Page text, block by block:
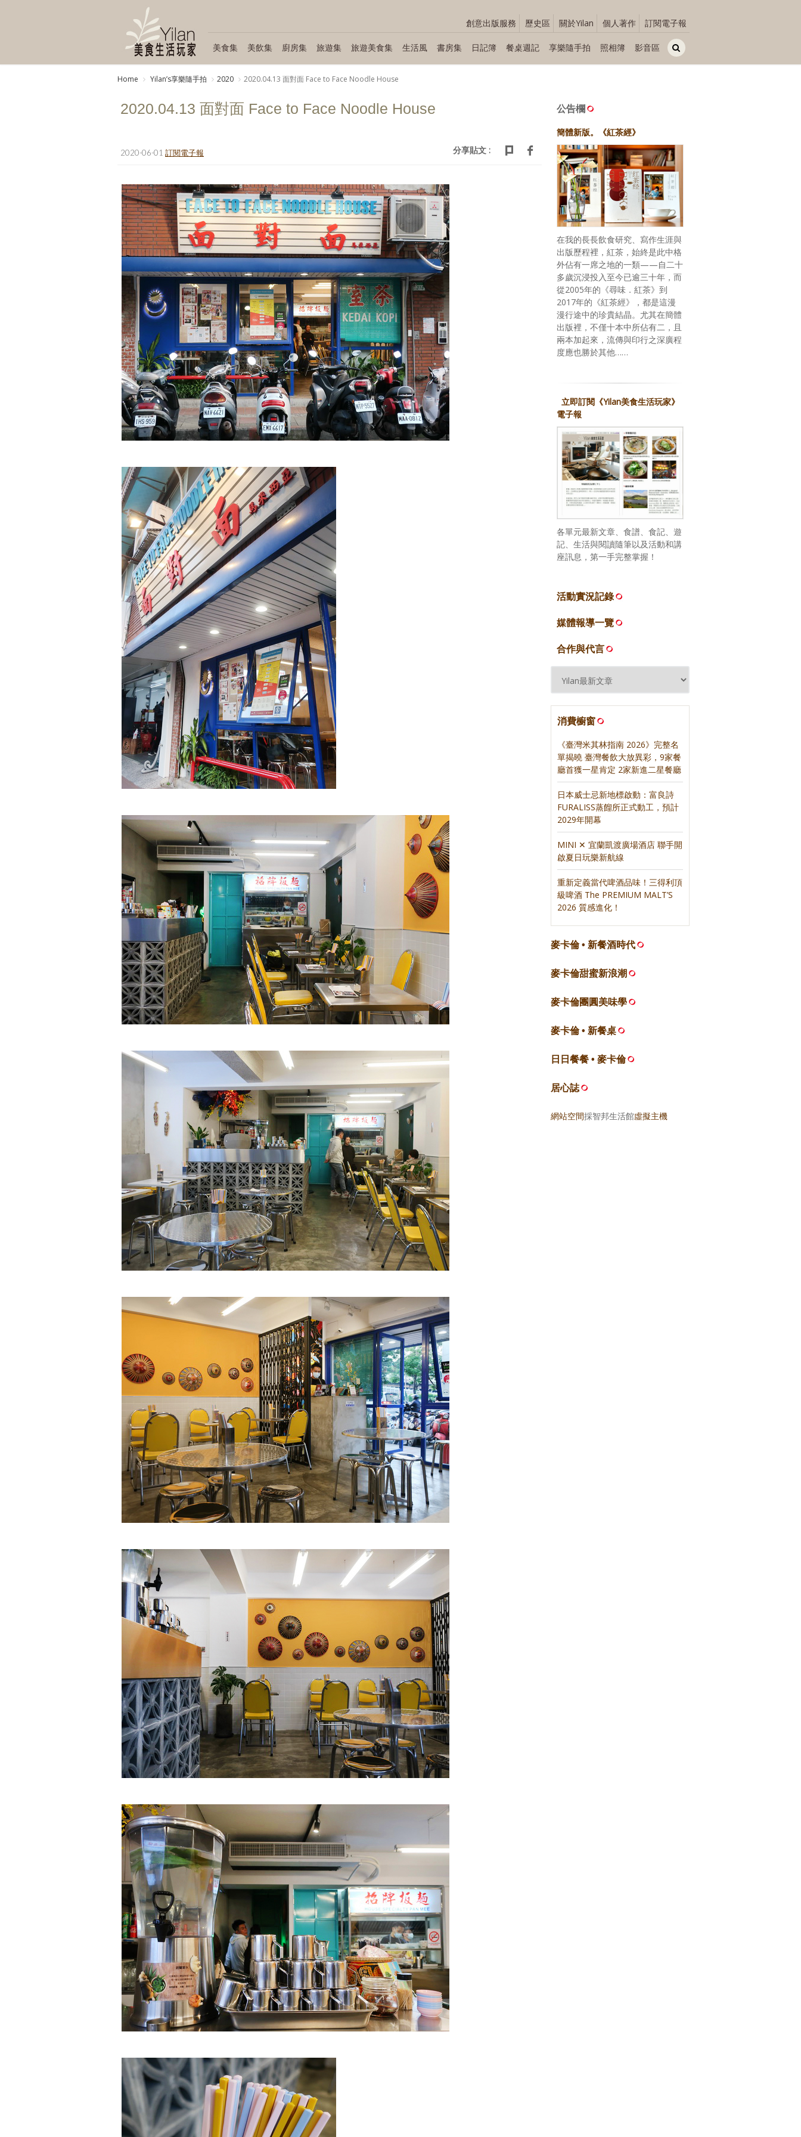
創意出版服務 歷史區 關於Yilan 個人著作 訂閱電子報
美食集 美飲集 廚房集 旅遊集 旅遊美食集 生活風 書房集 日記簿 餐桌週記 享樂隨手拍 照相簿 影音區
Home Yilanʼs享樂隨手拍 2020 2020.04.13 面對面 Face to Face Noodle House
2020.04.13 面對面 Face to Face Noodle House
2020-06-01 訂閱電子報 分享貼文 :
公告欄
簡體新版。《紅茶經》
在我的長長飲食研究、寫作生涯與
出版歷程裡，紅茶，始終是此中格
外佔有一席之地的一類——自二十
多歲沉浸投入至今已逾三十年，而
從2005年的《尋味．紅茶》到
2017年的《紅茶經》，都是這漫
漫行途中的珍貴結晶。尤其在簡體
出版裡，不僅十本中所佔有二，且
兩本加起來，流傳與印行之深廣程
度應也勝於其他……
立即訂閱《Yilan美食生活玩家》
電子報
各單元最新文章、食譜、食記、遊
記、生活與閱讀隨筆以及活動和講
座訊息，第一手完整掌握！
活動實況記錄
媒體報導一覽
合作與代言
消費櫥窗
《臺灣米其林指南 2026》完整名
單揭曉 臺灣餐飲大放異彩，9家餐
廳首獲一星肯定 2家新進二星餐廳
日本威士忌新地標啟動：富良詩
FURALISS蒸餾所正式動工，預計
2029年開幕
MINI ✕ 宜蘭凱渡廣場酒店 聯手開
啟夏日玩樂新航線
重新定義當代啤酒品味！三得利頂
級啤酒 The PREMIUM MALT’S
2026 質感進化！
麥卡倫 • 新餐酒時代
麥卡倫甜蜜新浪潮
麥卡倫團圓美味學
麥卡倫 • 新餐桌
日日餐餐 • 麥卡倫
居心誌
網站空間採智邦生活館虛擬主機